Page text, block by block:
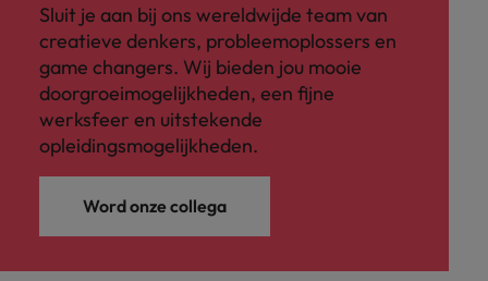
Sluit je aan bij ons wereldwijde team van
creatieve denkers, probleemoplossers en
game changers. Wij bieden jou mooie
doorgroeimogelijkheden, een fijne
werksfeer en uitstekende
opleidingsmogelijkheden.
Word onze collega